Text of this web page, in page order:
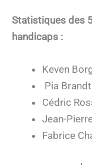
Statistiques des
handicaps :
Keven
Pia
Cédric
Jean-
Fabrice